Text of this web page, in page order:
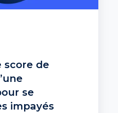
score de
se
impayés